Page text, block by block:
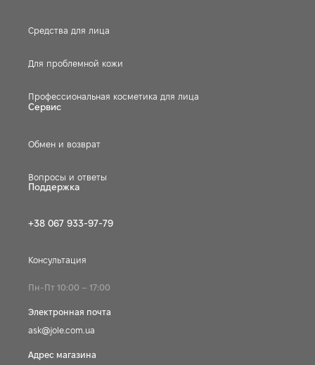
Средства для лица
Для проблемной кожи
Профессиональная косметика для лица
Сервис
Обмен и возврат
Вопросы и ответы
Поддержка
+38 067 933-97-79
Консультация
Пн-Пт 10:00 – 17:00
Электронная почта
ask@jole.com.ua
Адрес магазина